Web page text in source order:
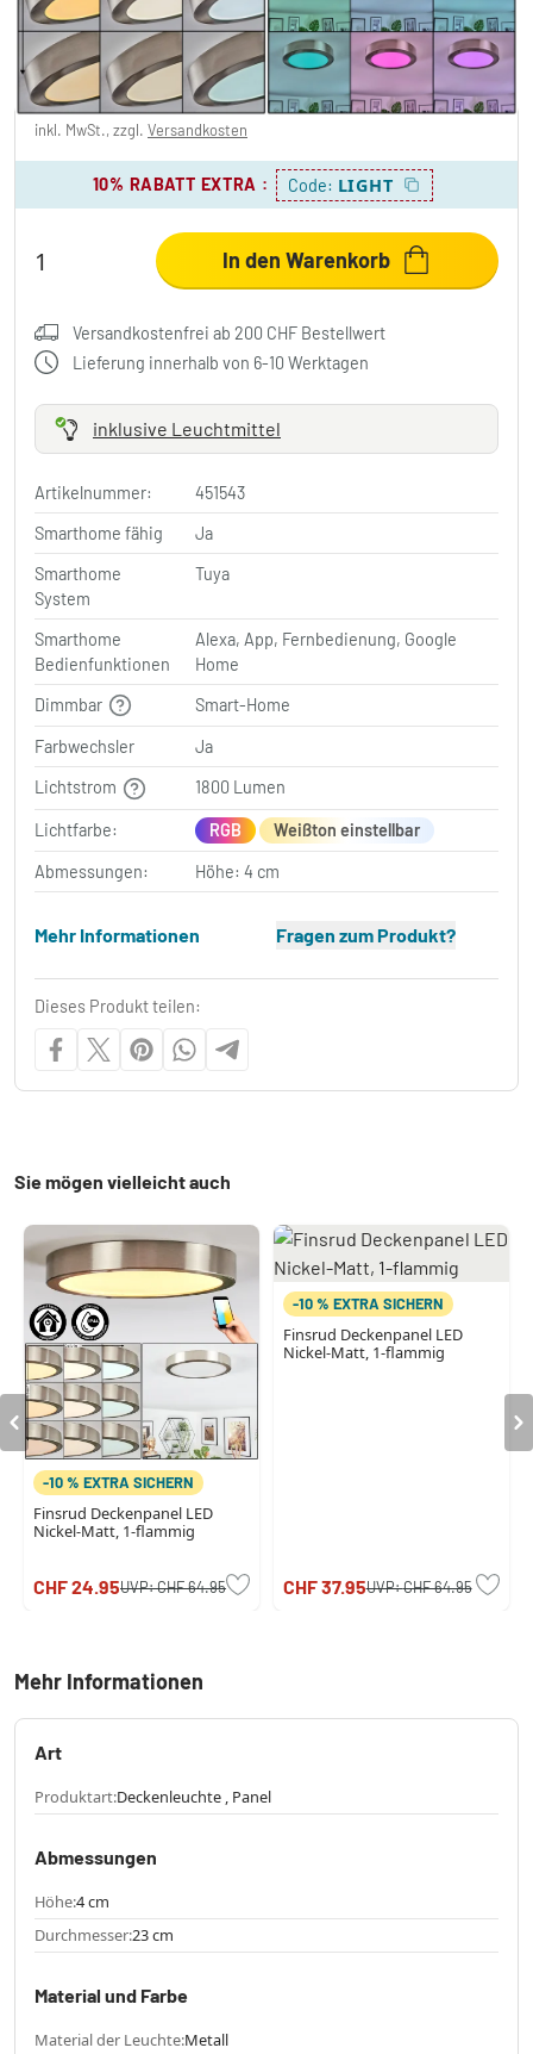
-66% CHF 24.95
Sie sparenCHF 50.00 UVP:CHF 74.95
inkl. MwSt., zzgl. Versandkosten
10% RABATT EXTRA : Code: LIGHT
In den Warenkorb
Versandkostenfrei ab 200 CHF Bestellwert
Lieferung innerhalb von 6-10 Werktagen
inklusive Leuchtmittel
Artikelnummer:
451543
Smarthome fähig
Ja
Smarthome
System
Tuya
Smarthome
Bedienfunktionen
Alexa, App, Fernbedienung, Google
Home
Dimmbar
Smart-Home
Farbwechsler
Ja
Lichtstrom
1800 Lumen
Lichtfarbe: RGB Weißton einstellbar
Abmessungen: Höhe: 4 cm
Mehr Informationen Fragen zum Produkt?
Dieses Produkt teilen:
Sie mögen vielleicht auch
-10 % EXTRA SICHERN
Finsrud Deckenpanel LED
Nickel-Matt, 1-flammig
CHF 24.95UVP:CHF 64.95
-10 % EXTRA SICHERN
Finsrud Deckenpanel LED
Nickel-Matt, 1-flammig
CHF 37.95UVP:CHF 64.95
Mehr Informationen
Art
Produktart:Deckenleuchte , Panel
Abmessungen
Höhe:4 cm
Durchmesser:23 cm
Material und Farbe
Material der Leuchte:Metall